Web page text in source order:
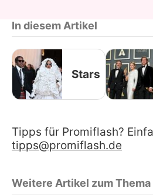
In diesem Artikel
Stars
Tipps für Promiflash?
tipps@promiflash.de
Weitere Artikel zum Thema